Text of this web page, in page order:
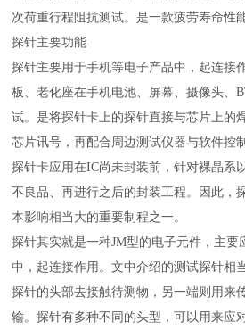
次荷重行程阻抗测试。是一款疲劳寿命性
探针主要功能
探针主要用于手机等电子产品中，起连接
板、老化座在手机电池、屏幕、摄像头、
试。是将探针卡上的探针直接与芯片上的
芯片讯号，再配合周边测试仪器与软件控
探针卡应用在IC尚未封装前，针对裸晶系
不良品、再进行之后的封装工程。因此，
本影响相当大的重要制程之一。
探针其实就是一种JM型的电子元件，主要
中，起连接作用。文中介绍的测试探针相
探针的头部去接触待测物，另一端则用来
输。探针有多种不同的头型，可以用来应